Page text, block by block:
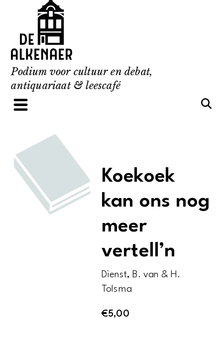
content
Podium voor cultuur en debat,
antiquariaat & leescafé
Koekoek
kan ons nog
meer
vertell’n
Dienst, B. van & H.
Tolsma
€5,00